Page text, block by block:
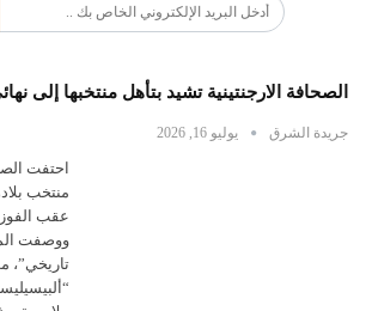
الصحافة الارجنتينية تشيد بتأهل منتخبها إلى
جريدة الشرق يوليو 16, 2026
احتفت
منتخب
ووصفت
تاريخي”،